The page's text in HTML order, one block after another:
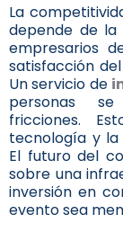
La
depende de la
empresarios
satisfacción
Un servicio de
personas
fricciones.
tecnología y
El futuro del
sobre una
inversión en
evento sea